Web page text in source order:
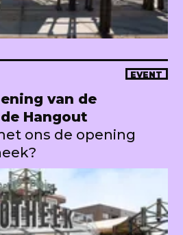
EVENT
van de
Hangout
ons de opening